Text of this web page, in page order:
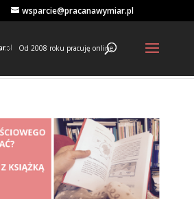
wsparcie@pracanawymiar.pl
Od 2008 roku pracuję online